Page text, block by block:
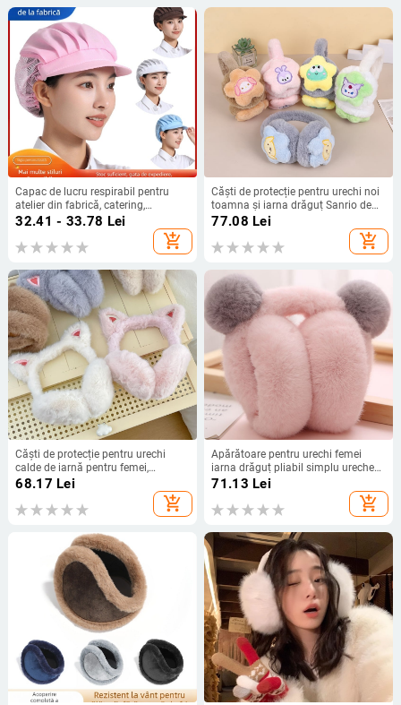
Capac de lucru respirabil pentru
atelier din fabrică, catering,
bucătărie, bucătar, capac de chelner,
igienic alimentar, pentru bărbați și
femei, capac de praf de copt
32.41 - 33.78 Lei
add_shopping_cart
Căști de protecție pentru urechi noi
toamna și iarna drăguț Sanrio de
pluș îngroșat student adult cald
desene animate ureche acoperire
windproof protecție ureche cald
77.08 Lei
add_shopping_cart
Căști de protecție pentru urechi
calde de iarnă pentru femei,
căptușite cu fleece, rezistente la
vânt și frig, protecție pentru urechi
din pluș, căști antigel, căști de
68.17 Lei
add_shopping_cart
Apărătoare pentru urechi femei
iarna drăguț pliabil simplu ureche
acoperire ureche protecție stil
coreean ureche cald plus antigel
căști calde student la modă
71.13 Lei
add_shopping_cart